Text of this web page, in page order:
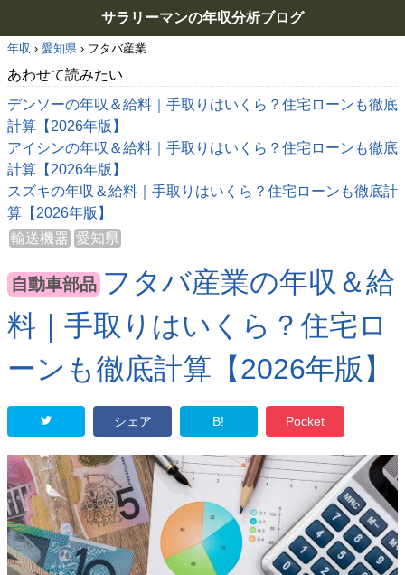
サラリーマンの年収分析ブログ
年収 › 愛知県 › フタバ産業
あわせて読みたい
デンソーの年収＆給料｜手取りはいくら？住宅ローンも徹底
計算【2026年版】
アイシンの年収＆給料｜手取りはいくら？住宅ローンも徹底
計算【2026年版】
スズキの年収＆給料｜手取りはいくら？住宅ローンも徹底計
算【2026年版】
輸送機器 愛知県
自動車部品 フタバ産業の年収＆給
料｜手取りはいくら？住宅ロ
ーンも徹底計算【2026年版】
シェア B! Pocket